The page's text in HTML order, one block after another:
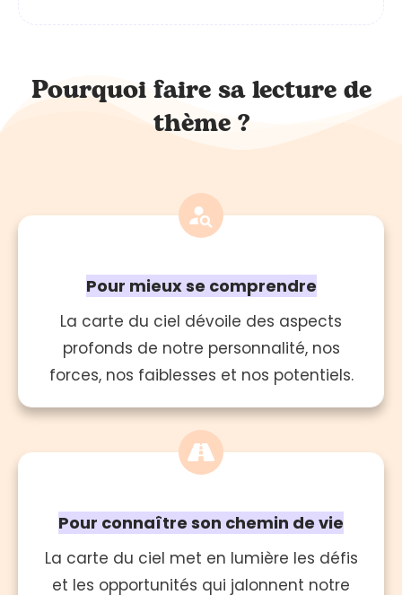
Pourquoi faire sa lecture de
thème ?
Pour mieux se comprendre
La carte du ciel dévoile des aspects
profonds de notre personnalité, nos
forces, nos faiblesses et nos potentiels.
Pour connaître son chemin de vie
La carte du ciel met en lumière les défis
et les opportunités qui jalonnent notre